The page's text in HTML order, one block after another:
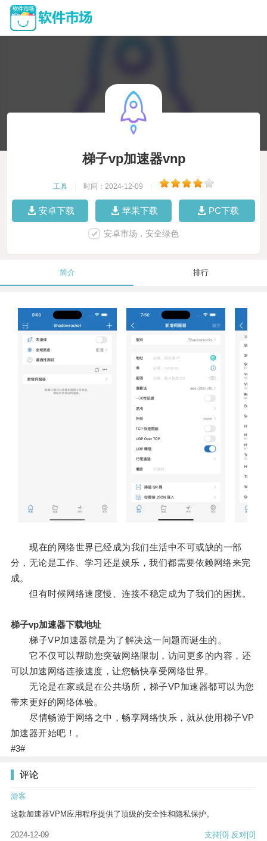
梯子vp加速器vnp
工具 时间：2024-12-09
安卓下载 苹果下载 PC下载
安卓市场，安全绿色
简介 排行
现在的网络世界已经成为我们生活中不可或缺的一部
分，无论是工作、学习还是娱乐，我们都需要依赖网络来完
成。
但有时候网络速度慢、连接不稳定成为了我们的困扰。
梯子vp加速器下载地址
梯子VP加速器就是为了解决这一问题而诞生的。
它不仅可以帮助您突破网络限制，访问更多的内容，还
可以加速网络连接速度，让您畅快享受网络世界。
无论是在家或是在公共场所，梯子VP加速器都可以为您
带来更好的网络体验。
尽情畅游于网络之中，畅享网络快乐，就从使用梯子VP
加速器开始吧！。
#3#
评论
游客
这款加速器VPM应用程序提供了顶级的安全性和隐私保护。
2024-12-09 支持[0] 反对[0]